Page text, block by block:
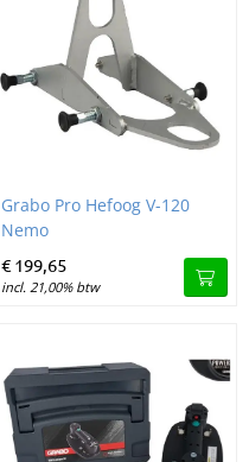
Image Grabo Pro Hefoog V-120
Grabo Pro Hefoog V-120
Nemo
€ 199,65
incl. 21,00% btw